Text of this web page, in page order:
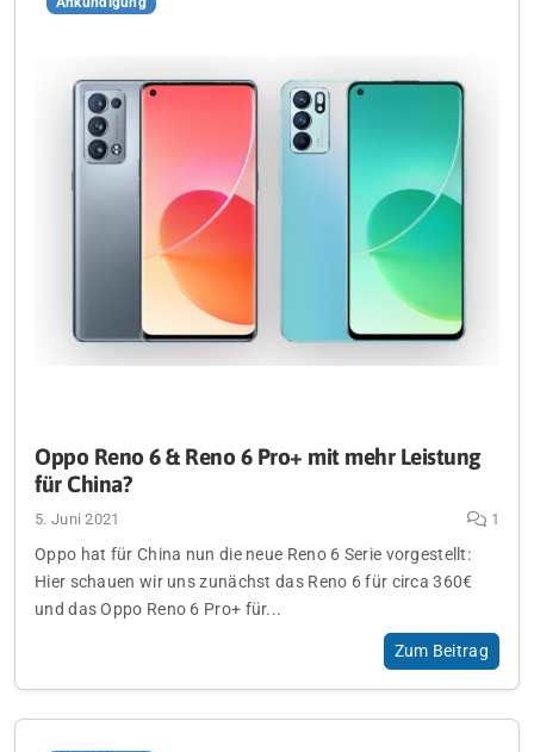
Oppo Reno 6 & Reno 6 Pro+ mit mehr Leistung
für China?
5. Juni 2021 1
Oppo hat für China nun die neue Reno 6 Serie vorgestellt:
Hier schauen wir uns zunächst das Reno 6 für circa 360€
und das Oppo Reno 6 Pro+ für...
Zum Beitrag